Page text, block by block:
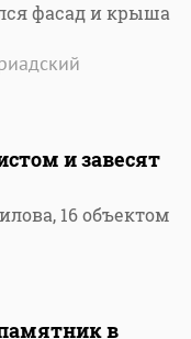
фасад и крыша
и завесят
16 объектом
в